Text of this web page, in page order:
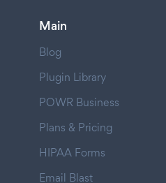
Main
Blog
Plugin Library
POWR Business
Plans & Pricing
HIPAA Forms
Email Blast